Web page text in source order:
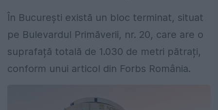
În București există un bloc terminat, situat
pe Bulevardul Primăverii, nr. 20, care are o
suprafață totală de 1.030 de metri pătrați,
conform unui articol din Forbs România.